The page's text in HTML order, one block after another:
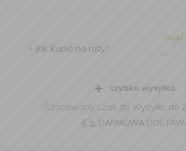
» Jak kupić na raty?
szybka wysyłka
Szacowany czas do wysyłki: do
DARMOWA